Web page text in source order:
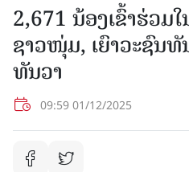
2,671 ນ້ອງເຂົ້າຮ່ວ
ຊາວໜຸ່ມ, ເຍົາວະຊົນ
ທັນວາ
09:59 01/12/2025